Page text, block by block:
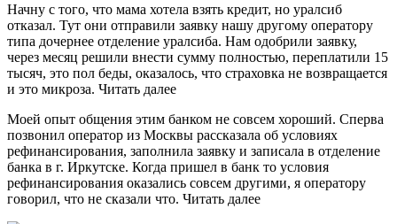
Начну с того, что мама хотела взять кредит, но уралсиб
отказал. Тут они отправили заявку нашу другому оператору
типа дочернее отделение уралсиба. Нам одобрили заявку,
через месяц решили внести сумму полностью, переплатили 15
тысяч, это пол беды, оказалось, что страховка не возвращается
и это микроза. Читать далее
Моей опыт общения этим банком не совсем хороший. Сперва
позвонил оператор из Москвы рассказала об условиях
рефинансирования, заполнила заявку и записала в отделение
банка в г. Иркутске. Когда пришел в банк то условия
рефинансирования оказались совсем другими, я оператору
говорил, что не сказали что. Читать далее